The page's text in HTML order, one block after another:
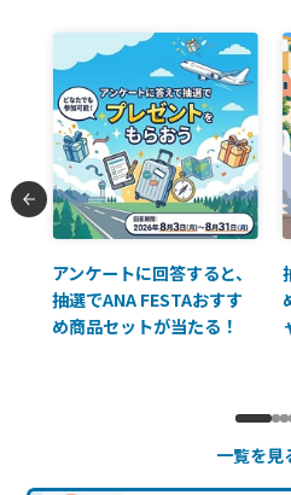
アンケートに回答すると、
抽選でANA FESTAおすす
め商品セットが当たる！
一覧を見